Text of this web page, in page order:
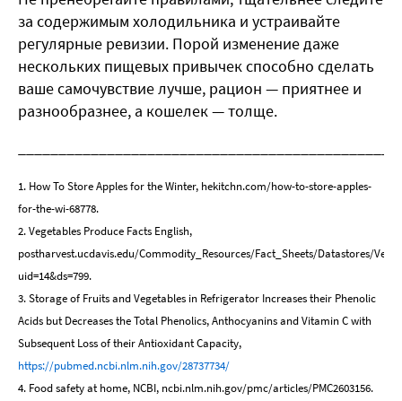
за содержимым холодильника и устраивайте
регулярные ревизии. Порой изменение даже
нескольких пищевых привычек способно сделать
ваше самочувствие лучше, рацион — приятнее и
разнообразнее, а кошелек — толще.
1. How To Store Apples for the Winter, hekitchn.com/how-to-store-apples-
for-the-wi-68778.
2. Vegetables Produce Facts English,
postharvest.ucdavis.edu/Commodity_Resources/Fact_Sheets/Datastores/
uid=14&ds=799.
3. Storage of Fruits and Vegetables in Refrigerator Increases their Phenolic
Acids but Decreases the Total Phenolics, Anthocyanins and Vitamin C with
Subsequent Loss of their Antioxidant Capacity,
https://pubmed.ncbi.nlm.nih.gov/28737734/
4. Food safety at home, NCBI, ncbi.nlm.nih.gov/pmc/articles/PMC2603156.